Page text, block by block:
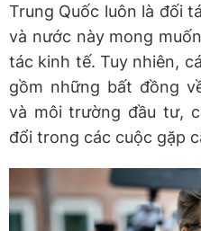
Trung Quốc luôn là đối
và nước này mong
tác kinh tế. Tuy nhiên,
gồm những bất đồng
và môi trường đầu tư,
đổi trong các cuộc gặp